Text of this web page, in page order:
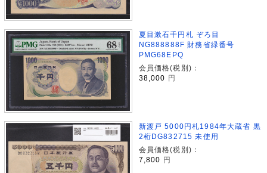
夏目漱石千円札 ぞろ目
NG888888F 財務省緑番号
PMG68EPQ
会員価格(税別)：
38,000 円
新渡戸 5000円札1984年大蔵省 黒
2桁DG832715 未使用
会員価格(税別)：
7,800
円